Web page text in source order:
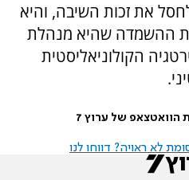
את זכות השיבה, והיא
ההשמדה שהיא מנהלת
הקולוניאליסטית
הוואטצאפ של ערוץ 7
לא ראויה? דווחו לנו